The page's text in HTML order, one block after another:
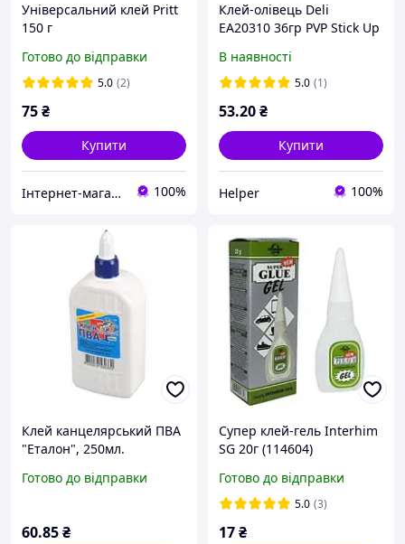
Універсальний клей Pritt
150 г
Готово до відправки
5.0 (2)
75₴
Купити
Інтернет-магазин ,,СТОК'' 100%
Клей-олiвець Deli
EA20310 36гр PVP Stick Up
В наявності
5.0 (1)
53.20₴
Купити
Helper 100%
Клей канцелярський ПВА
"Еталон", 250мл.
Готово до відправки
60.85₴
Супер клей-гель Interhim
SG 20г (114604)
Готово до відправки
5.0 (3)
17₴